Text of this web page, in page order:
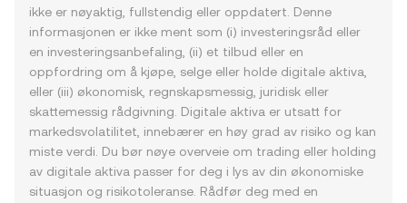
ikke er nøyaktig, fullstendig eller oppdatert. Denne
informasjonen er ikke ment som (i) investeringsråd eller
en investeringsanbefaling, (ii) et tilbud eller en
oppfordring om å kjøpe, selge eller holde digitale aktiva,
eller (iii) økonomisk, regnskapsmessig, juridisk eller
skattemessig rådgivning. Digitale aktiva er utsatt for
markedsvolatilitet, innebærer en høy grad av risiko og kan
miste verdi. Du bør nøye overveie om trading eller holding
av digitale aktiva passer for deg i lys av din økonomiske
situasjon og risikotoleranse. Rådfør deg med en